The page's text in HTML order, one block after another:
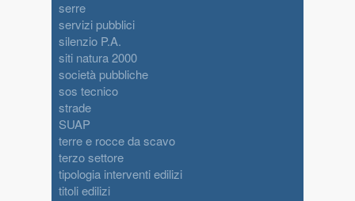
serre
servizi pubblici
silenzio P.A.
siti natura 2000
società pubbliche
sos tecnico
strade
SUAP
terre e rocce da scavo
terzo settore
tipologia interventi edilizi
titoli edilizi